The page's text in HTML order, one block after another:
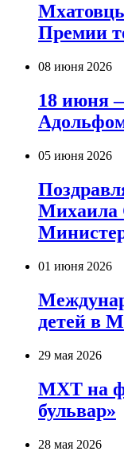
Премии
08 июня 2026
18 июня
05 июня 2026
Михаила
01 июня 2026
детей в
29 мая 2026
МХТ на
бульвар»
28 мая 2026